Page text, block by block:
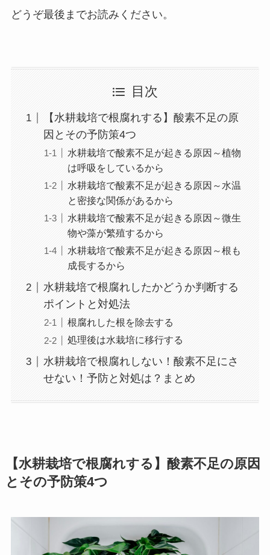
どうぞ最後までお読みください。
目次
【水耕栽培で根腐れする】酸素不足の原
因とその予防策4つ
水耕栽培で酸素不足が起きる原因～植物
は呼吸をしているから
水耕栽培で酸素不足が起きる原因～水温
と密接な関係があるから
水耕栽培で酸素不足が起きる原因～微生
物や藻が繁殖するから
水耕栽培で酸素不足が起きる原因～根も
成長するから
水耕栽培で根腐れしたかどうか判断する
ポイントと対処法
根腐れした根を除去する
処理後は水栽培に移行する
水耕栽培で根腐れしない！酸素不足にさ
せない！予防と対処は？まとめ
【水耕栽培で根腐れする】酸素不足の原因
とその予防策4つ